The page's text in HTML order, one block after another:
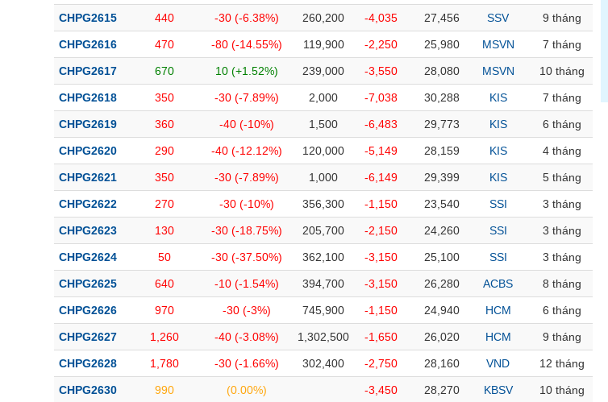
CHPG2615 440 -30 (-6.38%) 260,200 -4,035 27,456 SSV 9 tháng
CHPG2616 470 -80 (-14.55%) 119,900 -2,250 25,980 MSVN 7 tháng
CHPG2617 670 10 (+1.52%) 239,000 -3,550 28,080 MSVN 10 tháng
CHPG2618 350 -30 (-7.89%) 2,000 -7,038 30,288 KIS 7 tháng
CHPG2619 360 -40 (-10%) 1,500 -6,483 29,773 KIS 6 tháng
CHPG2620 290 -40 (-12.12%) 120,000 -5,149 28,159 KIS 4 tháng
CHPG2621 350 -30 (-7.89%) 1,000 -6,149 29,399 KIS 5 tháng
CHPG2622 270 -30 (-10%) 356,300 -1,150 23,540 SSI 3 tháng
CHPG2623 130 -30 (-18.75%) 205,700 -2,150 24,260 SSI 3 tháng
CHPG2624 50 -30 (-37.50%) 362,100 -3,150 25,100 SSI 3 tháng
CHPG2625 640 -10 (-1.54%) 394,700 -3,150 26,280 ACBS 8 tháng
CHPG2626 970 -30 (-3%) 745,900 -1,150 24,940 HCM 6 tháng
CHPG2627 1,260 -40 (-3.08%) 1,302,500 -1,650 26,020 HCM 9 tháng
CHPG2628 1,780 -30 (-1.66%) 302,400 -2,750 28,160 VND 12 tháng
CHPG2630 990 (0.00%) -3,450 28,270 KBSV 10 tháng
Công cụ đầu tư
Truyền thông tài chính
Dữ liệu tài chính